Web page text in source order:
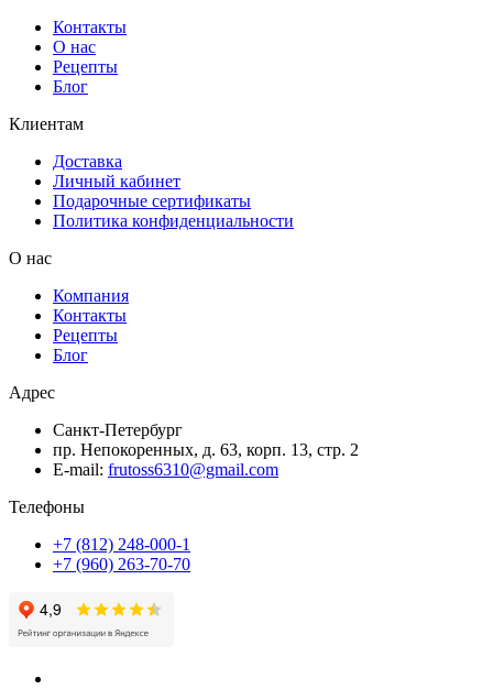
Контакты
О нас
Рецепты
Блог
Клиентам
Доставка
Личный кабинет
Подарочные сертификаты
Политика конфиденциальности
О нас
Компания
Контакты
Рецепты
Блог
Адрес
Санкт-Петербург
пр. Непокоренных, д. 63, корп. 13, стр. 2
E-mail: frutoss6310@gmail.com
Телефоны
+7 (812) 248-000-1
+7 (960) 263-70-70